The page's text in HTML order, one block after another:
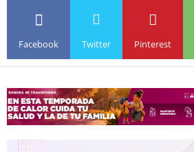
Facebook Twitter Pinterest